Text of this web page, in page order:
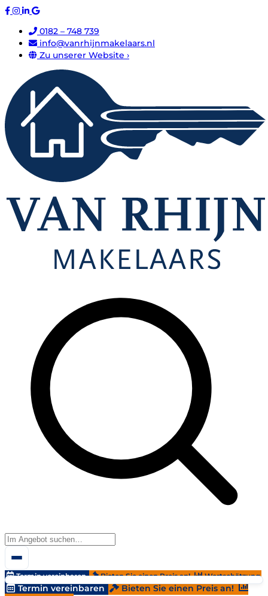
0182 – 748 739
info@vanrhijnmakelaars.nl
Zu unserer Website ›
Termin vereinbaren Bieten Sie einen Preis an! Wertschätzung
Termin vereinbaren
Bieten Sie einen Preis an!